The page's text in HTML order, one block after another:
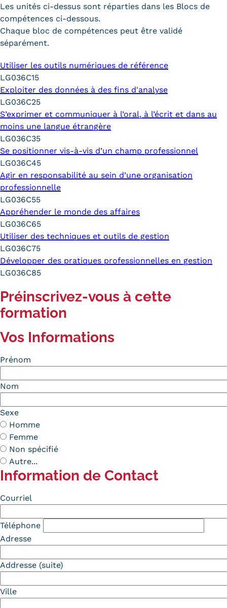
Les unités ci-dessus sont réparties dans les Blocs de
compétences ci-dessous.
Chaque bloc de compétences peut être validé
séparément.
Utiliser les outils numériques de référence
LG036C15
Exploiter des données à des fins d'analyse
LG036C25
S’exprimer et communiquer à l’oral, à l’écrit et dans au
moins une langue étrangère
LG036C35
Se positionner vis-à-vis d’un champ professionnel
LG036C45
Agir en responsabilité au sein d’une organisation
professionnelle
LG036C55
Appréhender le monde des affaires
LG036C65
Utiliser des techniques et outils de gestion
LG036C75
Développer des pratiques professionnelles en gestion
LG036C85
Préinscrivez-vous à cette
formation
Vos Informations
Prénom
Nom
Sexe
Homme
Femme
Non spécifié
Autre...
Information de Contact
Contact
Courriel
Téléphone
Adresse
Addresse (suite)
Ville